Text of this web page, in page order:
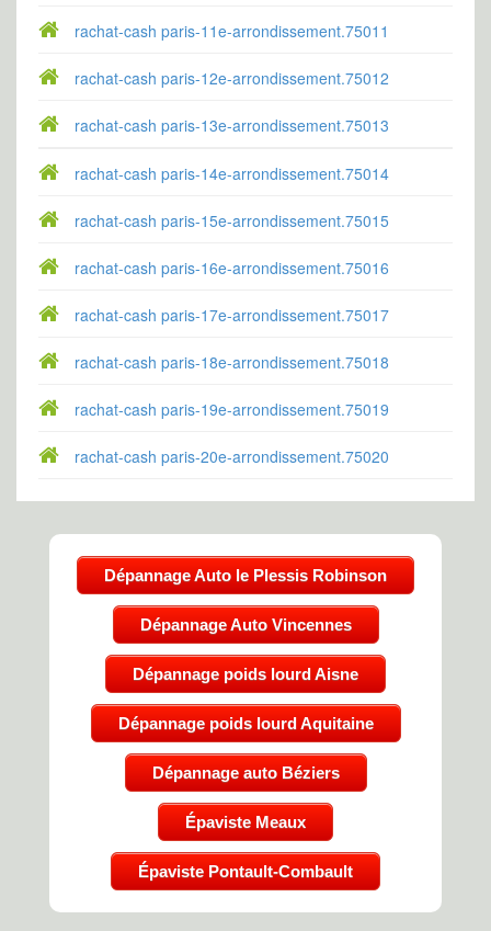
rachat-cash paris-11e-arrondissement.75011
rachat-cash paris-12e-arrondissement.75012
rachat-cash paris-13e-arrondissement.75013
rachat-cash paris-14e-arrondissement.75014
rachat-cash paris-15e-arrondissement.75015
rachat-cash paris-16e-arrondissement.75016
rachat-cash paris-17e-arrondissement.75017
rachat-cash paris-18e-arrondissement.75018
rachat-cash paris-19e-arrondissement.75019
rachat-cash paris-20e-arrondissement.75020
Dépannage Auto le Plessis Robinson
Dépannage Auto Vincennes
Dépannage poids lourd Aisne
Dépannage poids lourd Aquitaine
Dépannage auto Béziers
Épaviste Meaux
Épaviste Pontault-Combault